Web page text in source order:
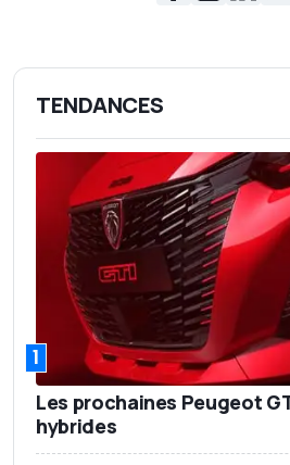
TENDANCES
1
Les prochaines Peugeot
hybrides